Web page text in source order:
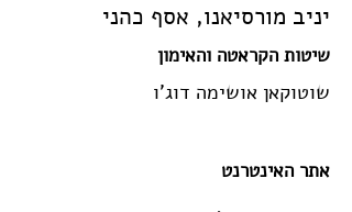
יניב מורסיאנו, אסף כהני
שיטות הקראטה והאימון
שוטוקאן אושימה דוג'ו
אתר האינטרנט